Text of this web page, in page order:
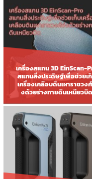
เครื่องสแกน 3D EinScan-
สแกนสิ่งประดิษฐ์เพื่อช่วยเ
เครื่องเคลือบดินเผาราชวง
งด้วยร่างกายดินเหนียวบิด